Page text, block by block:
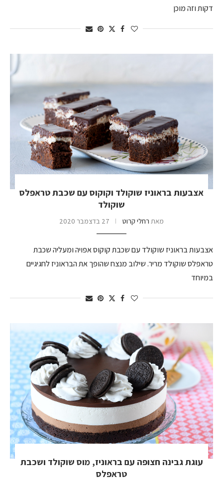
דקות וזה מוכן
אצבעות בראוניז שוקולד וקוקוס עם שכבת טראפלס
שוקולד
מאת רחלי קרוט 27 בדצמבר 2020
אצבעות בראוניז שוקולד עם שכבת קוקוס אפויה ומעליה שכבת
טראפלס שוקולד מריר. שילוב מנצח שהופך את הבראוניז לחגיגיים
במיוחד
עוגת גבינה חצופה עם בראוניז, מוס שוקולד ושכבת
טראפלס